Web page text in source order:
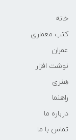
خانه
کتب معماری
عمران
نوشت افزار
هنری
راهنما
درباره ما
تماس با ما